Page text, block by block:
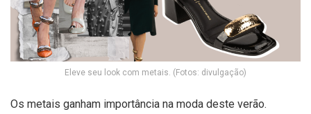
Eleve seu look com metais. (Fotos: divulgação)
Os metais ganham importância na moda deste verão.